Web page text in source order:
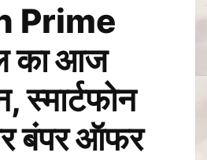
Prime
का आज
स्मार्टफोन
बंपर ऑफर